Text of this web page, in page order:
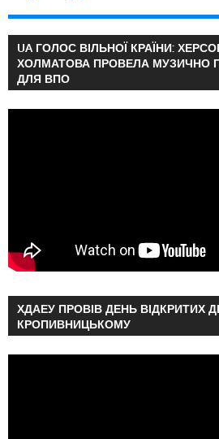
UA ГОЛОС ВІЛЬНОЇ КРАЇНИ:
ХОЛМАТОВА ПРОВЕЛА МУЗИЧНО
ДЛЯ ВПО
ХДАЕУ ПРОВІВ ДЕНЬ ВІДКРИТИХ
КРОПИВНИЦЬКОМУ